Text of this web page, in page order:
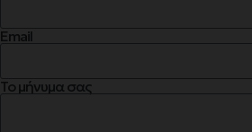
Email
Το μήνυμα σας